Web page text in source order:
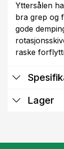
Yttersålen
bra grep og
gode
raske
Lager